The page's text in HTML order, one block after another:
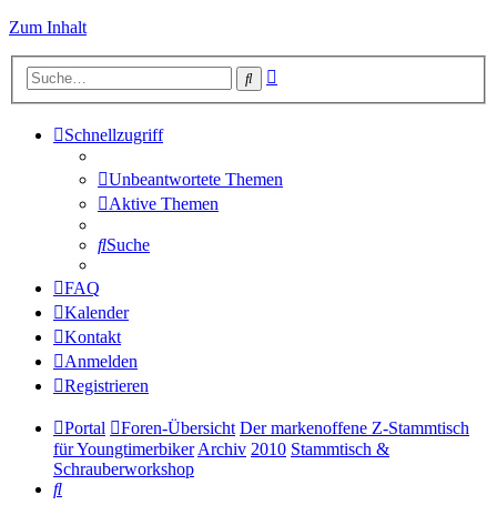
Zum Inhalt
Suche
Schnellzugriff
Unbeantwortete Themen
Aktive Themen
Suche
FAQ
Kalender
Kontakt
Anmelden
Registrieren
Portal Foren-Übersicht Der markenoffene Z-Stammtisch
für Youngtimerbiker Archiv 2010 Stammtisch &
Schrauberworkshop
Suche